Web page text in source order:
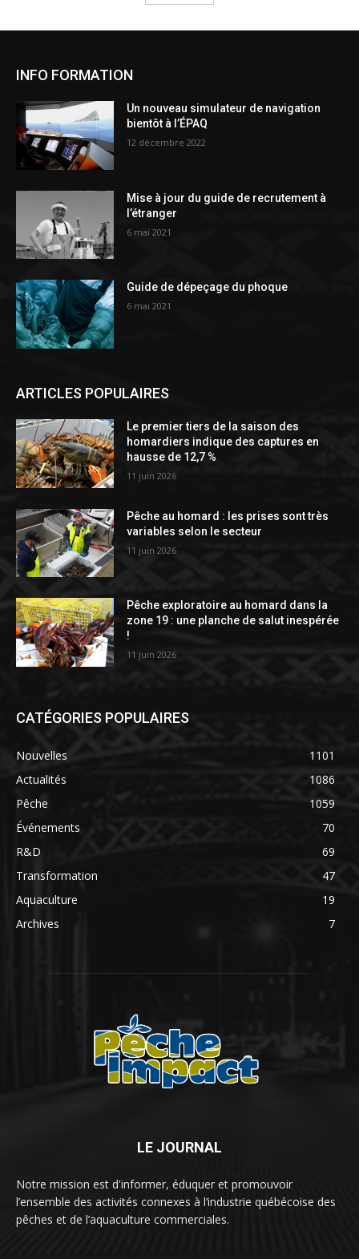
INFO FORMATION
Un nouveau simulateur de navigation
bientôt à l’ÉPAQ
12 décembre 2022
Mise à jour du guide de recrutement à
l’étranger
6 mai 2021
Guide de dépeçage du phoque
6 mai 2021
ARTICLES POPULAIRES
Le premier tiers de la saison des
homardiers indique des captures en
hausse de 12,7 %
11 juin 2026
Pêche au homard : les prises sont très
variables selon le secteur
11 juin 2026
Pêche exploratoire au homard dans la
zone 19 : une planche de salut inespérée
!
11 juin 2026
CATÉGORIES POPULAIRES
Nouvelles
1101
Actualités
1086
Pêche
1059
Événements
70
R&D
69
Transformation
47
Aquaculture
19
Archives
7
LE JOURNAL
Notre mission est d'informer, éduquer et promouvoir
l’ensemble des activités connexes à l’industrie québécoise des
pêches et de l’aquaculture commerciales.